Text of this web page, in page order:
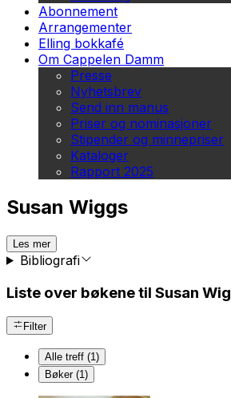
Abonnement
Arrangementer
Elling bokkafé
Om Cappelen Damm
Presse
Nyhetsbrev
Send inn manus
Priser og nominasjoner
Stipender og minnepriser
Kataloger
Rapport 2025
Susan Wiggs
Les mer
Bibliografi
Liste over bøkene til Susan
Filter
Alle treff (1)
Bøker (1)